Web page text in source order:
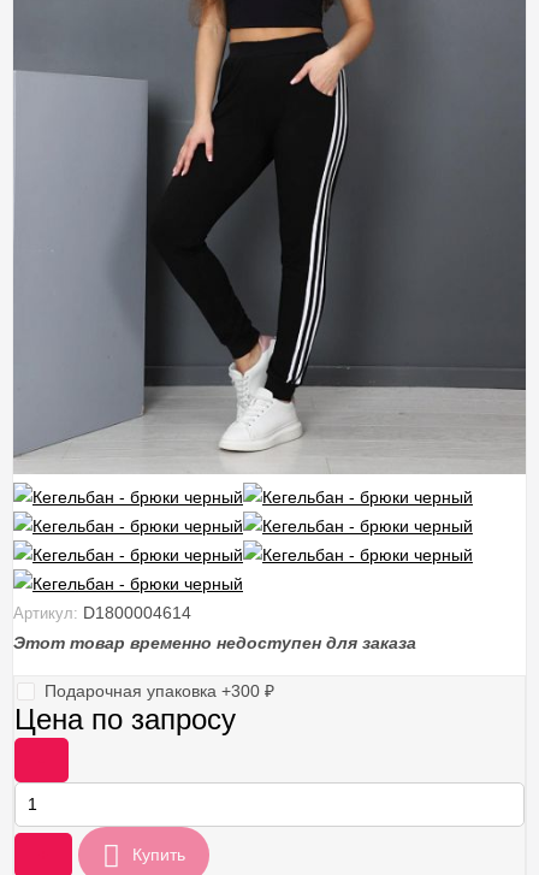
Артикул: D1800004614
Этот товар временно недоступен для заказа
Подарочная упаковка +300 ₽
Цена по запросу
Купить